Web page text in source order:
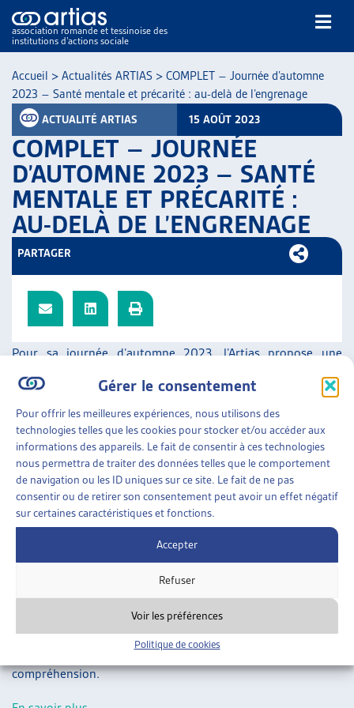
Gérer le consentement
Pour offrir les meilleures expériences, nous utilisons des
technologies telles que les cookies pour stocker et/ou accéder aux
informations des appareils. Le fait de consentir à ces technologies
nous permettra de traiter des données telles que le comportement
de navigation ou les ID uniques sur ce site. Le fait de ne pas
consentir ou de retirer son consentement peut avoir un effet négatif
sur certaines caractéristiques et fonctions.
Accepter
Refuser
Voir les préférences
Politique de cookies
association romande et tessinoise des
institutions d’actions sociale
NOS PUBLICATIONS
ARTICLES
DOSSIERS DU MOIS
VEILLE
THÉMATIQUES
L’ASSOCIATION
PROJETS ET ACTIVITÉS
JOURNÉES D’AUTOMNE
Accueil > Actualités ARTIAS > COMPLET – Journée d’automne
2023 – Santé mentale et précarité : au-delà de l’engrenage
ACTUALITÉ ARTIAS 15 AOÛT 2023
COMPLET – JOURNÉE
D’AUTOMNE 2023 – SANTÉ
MENTALE ET PRÉCARITÉ :
AU-DELÀ DE L’ENGRENAGE
Pour sa journée d’automne 2023, l’Artias propose une
contribution au dialogue entre santé et social sur le thème «
santé mentale et précarité ». Tandis qu’une santé mentale
fragilisée peut être source de précarité, la précarité affecte
elle aussi l’équilibre psychique. Comment fonctionnent ces
mécanismes ? Les actrices et acteurs du social, qui sont mis
au défi quotidien d’accompagner des personnes atteintes
dans leur santé mentale, ne disposent pas toujours des
outils requis. Comment composer avec les limitations
intrinsèques à ces situations ? Que proposer d’autre que des
objectifs d’activation quand l’atteinte à la santé mentale
bouleverse le quotidien ?
d’inscription, même en liste d’attente, merci de votre
compréhension.
PARTAGER